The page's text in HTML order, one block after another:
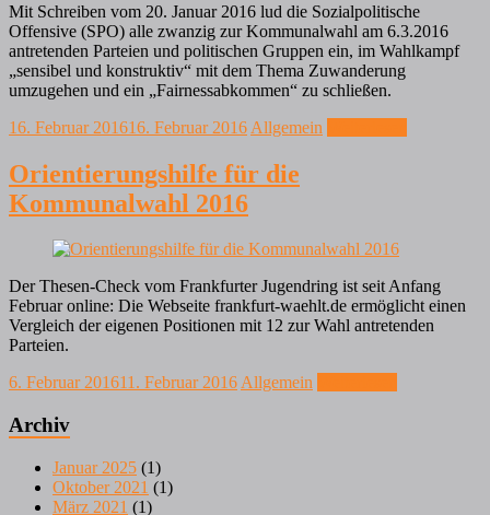
Mit Schreiben vom 20. Januar 2016 lud die Sozialpolitische
Offensive (SPO) alle zwanzig zur Kommunalwahl am 6.3.2016
antretenden Parteien und politischen Gruppen ein, im Wahlkampf
„sensibel und konstruktiv“ mit dem Thema Zuwanderung
umzugehen und ein „Fairnessabkommen“ zu schließen.
16. Februar 201616. Februar 2016 Allgemein
Orientierungshilfe für die
Kommunalwahl 2016
Der Thesen-Check vom Frankfurter Jugendring ist seit Anfang
Februar online: Die Webseite frankfurt-waehlt.de ermöglicht einen
Vergleich der eigenen Positionen mit 12 zur Wahl antretenden
Parteien.
6. Februar 201611. Februar 2016Allgemein
Archiv
Januar 2025 (1)
Oktober 2021 (1)
März 2021 (1)